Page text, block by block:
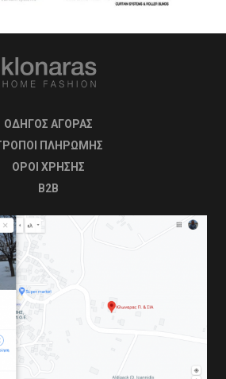
ΟΔΗΓΟΣ ΑΓΟΡΑΣ
ΠΛΗΡΩΜΗΣ
OΡΟΙ ΧΡΗΣΗΣ
B2B